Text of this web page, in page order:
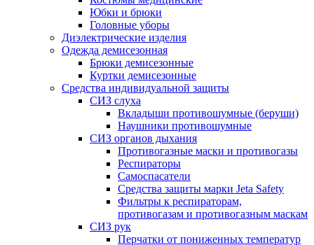
Юбки и брюки
Головные уборы
Диэлектрические изделия
Одежда демисезонная
Брюки демисезонные
Куртки демисезонные
Средства индивидуальной защиты
СИЗ слуха
Вкладыши противошумные (беруши)
Наушники противошумные
СИЗ органов дыхания
Противогазные маски и противогазы
Респираторы
Самоспасатели
Средства защиты марки Jeta Safety
Фильтры к респираторам,
противогазам и противогазным маскам
СИЗ рук
Перчатки от пониженных температур